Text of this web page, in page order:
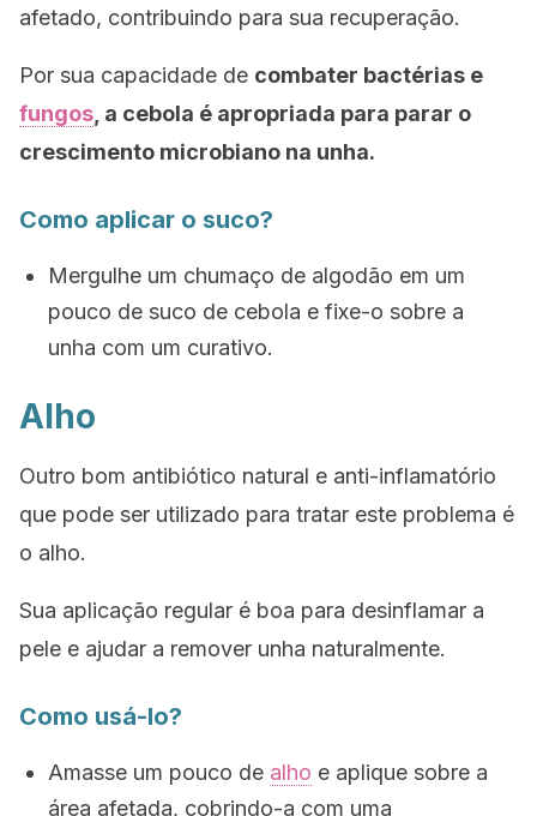
afetado, contribuindo para sua recuperação.
Por sua capacidade de combater bactérias e
fungos , a cebola é apropriada para parar o
crescimento microbiano na unha.
Como aplicar o suco?
Mergulhe um chumaço de algodão em um
pouco de suco de cebola e fixe-o sobre a
unha com um curativo.
Alho
Outro bom antibiótico natural e anti-inflamatório
que pode ser utilizado para tratar este problema é
o alho.
Sua aplicação regular é boa para desinflamar a
pele e ajudar a remover unha naturalmente.
Como usá-lo?
Amasse um pouco de alho e aplique sobre a
área afetada, cobrindo-a com uma